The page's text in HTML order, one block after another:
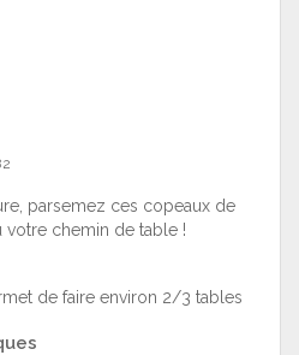
parsemez ces copeaux de
votre chemin de table !
de faire environ 2/3 tables